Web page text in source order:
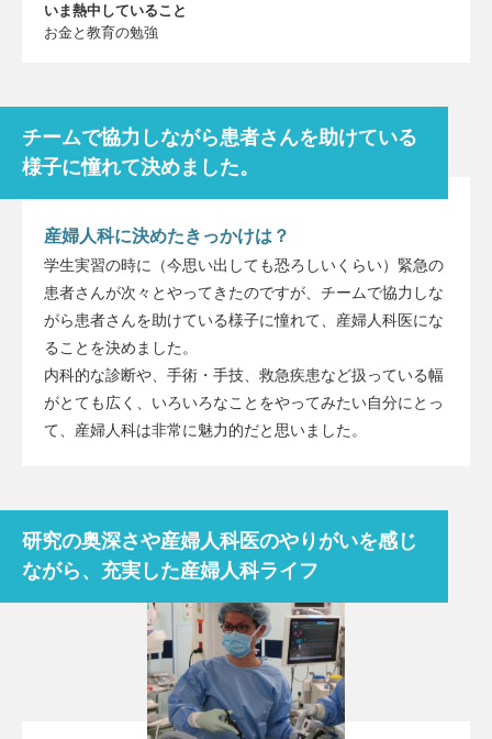
いま熱中していること
お金と教育の勉強
チームで協力しながら患者さんを助けている
様子に憧れて決めました。
産婦人科に決めたきっかけは？
学生実習の時に（今思い出しても恐ろしいくらい）緊急の
患者さんが次々とやってきたのですが、チームで協力しな
がら患者さんを助けている様子に憧れて、産婦人科医にな
ることを決めました。
内科的な診断や、手術・手技、救急疾患など扱っている幅
がとても広く、いろいろなことをやってみたい自分にとっ
て、産婦人科は非常に魅力的だと思いました。
研究の奥深さや産婦人科医のやりがいを感じ
ながら、充実した産婦人科ライフ